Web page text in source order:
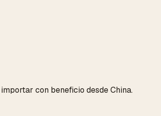
con beneficio desde China.